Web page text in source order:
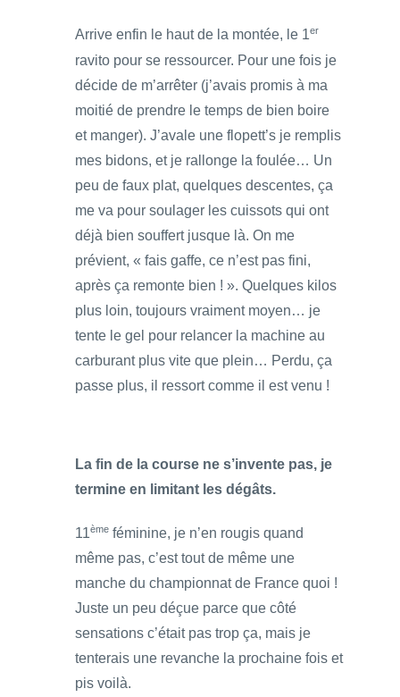
Arrive enfin le haut de la montée, le 1er
ravito pour se ressourcer. Pour une fois je
décide de m’arrêter (j’avais promis à ma
moitié de prendre le temps de bien boire
et manger). J’avale une flopett’s je remplis
mes bidons, et je rallonge la foulée… Un
peu de faux plat, quelques descentes, ça
me va pour soulager les cuissots qui ont
déjà bien souffert jusque là. On me
prévient, « fais gaffe, ce n’est pas fini,
après ça remonte bien ! ». Quelques kilos
plus loin, toujours vraiment moyen… je
tente le gel pour relancer la machine au
carburant plus vite que plein… Perdu, ça
passe plus, il ressort comme il est venu !
La fin de la course ne s’invente pas, je
termine en limitant les dégâts.
11ème féminine, je n’en rougis quand
même pas, c’est tout de même une
manche du championnat de France quoi !
Juste un peu déçue parce que côté
sensations c’était pas trop ça, mais je
tenterais une revanche la prochaine fois et
pis voilà.